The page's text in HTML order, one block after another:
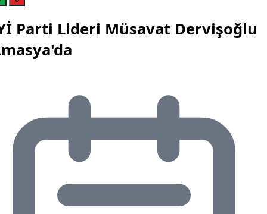
Parti Lideri Müsavat Dervişoğlu